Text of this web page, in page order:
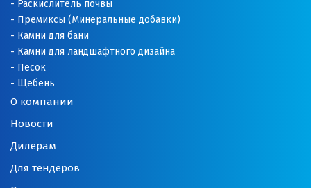
Новоуральск
Новоуткинск
Новый Уренгой
Ноябрьск
Нягань
О компании
Новости
Дилерам
Для тендеров
Раскислитель почвы
Премиксы (Минеральные добавки)
Камни для бани
Камни для ландшафтного дизайна
Песок
Щебень